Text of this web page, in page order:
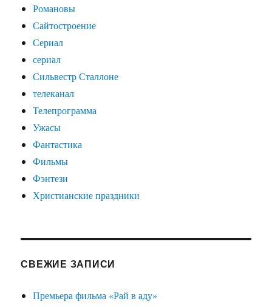
Романовы
Сайтостроение
Сериал
сериал
Сильвестр Сталлоне
телеканал
Телепрограмма
Ужасы
Фантастика
Фильмы
Фэнтези
Христианские праздники
СВЕЖИЕ ЗАПИСИ
Премьера фильма «Рай в аду»